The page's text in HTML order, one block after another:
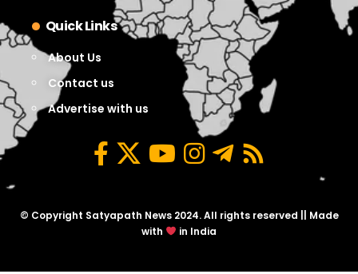
Quick Links
About Us
Contact us
Advertise with us
© Copyright Satyapath News 2024. All rights reserved || Made
with
in India